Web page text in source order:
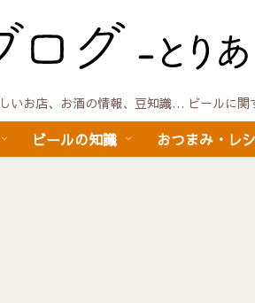
お店、お酒の情報、豆知識… ビールに関
ビールの知識 おつまみ・レ